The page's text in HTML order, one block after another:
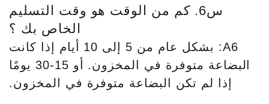
س6. كم من الوقت هو وقت التسليم
الخاص بك ؟
A6: بشكل عام من 5 إلى 10 أيام إذا كانت
البضاعة متوفرة في المخزون. أو 15-30 يومًا
إذا لم تكن البضاعة متوفرة في المخزون.